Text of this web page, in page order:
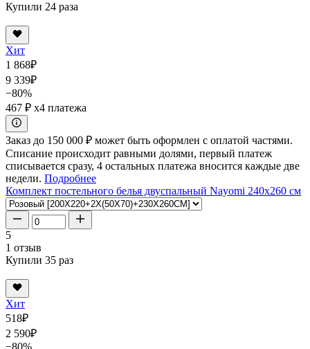
Купили 24 раза
Хит
1 868₽
9 339₽
−80%
467 ₽ x4 платежа
Заказ до 150 000 ₽ может быть оформлен с оплатой частями.
Списание происходит равными долями, первый платеж
списывается сразу, 4 остальных платежа вносится каждые две
недели. Подробнее
Комплект постельного белья двуспальный Nayomi 240x260 см
5
1 отзыв
Купили 35 раз
Хит
518₽
2 590₽